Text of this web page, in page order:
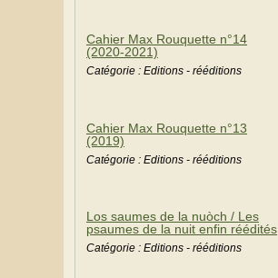
Cahier Max Rouquette n°14
(2020-2021)
Catégorie : Editions - rééditions
Cahier Max Rouquette n°13
(2019)
Catégorie : Editions - rééditions
Los saumes de la nuòch / Les
psaumes de la nuit enfin réédités
Catégorie : Editions - rééditions